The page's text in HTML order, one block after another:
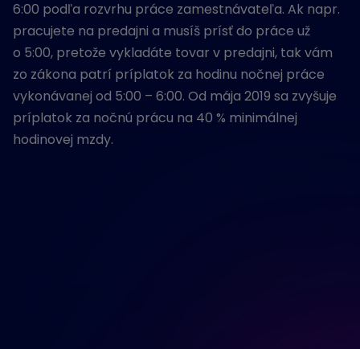
6:00 podľa rozvrhu práce zamestnávateľa. Ak napr.
pracujete na predajni a musíš prísť do práce už
o 5:00, pretože vykladáte tovar v predajni, tak vám
zo zákona patrí príplatok za hodinu nočnej práce
vykonávanej od 5:00 – 6:00. Od mája 2019 sa zvyšuje
príplatok za nočnú prácu na 40 % minimálnej
hodinovej mzdy.